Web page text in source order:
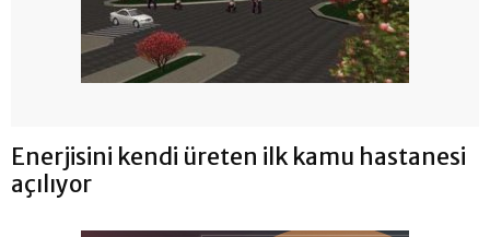
Enerjisini kendi üreten ilk kamu hastanesi
açılıyor